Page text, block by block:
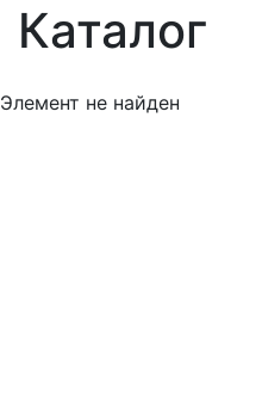
Каталог
Элемент не найден